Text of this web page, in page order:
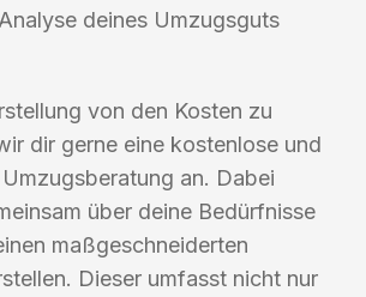
deines Umzugsguts
von den Kosten zu
dir gerne eine kostenlose und
an. Dabei
über deine Bedürfnisse
maßgeschneiderten
Dieser umfasst nicht nur